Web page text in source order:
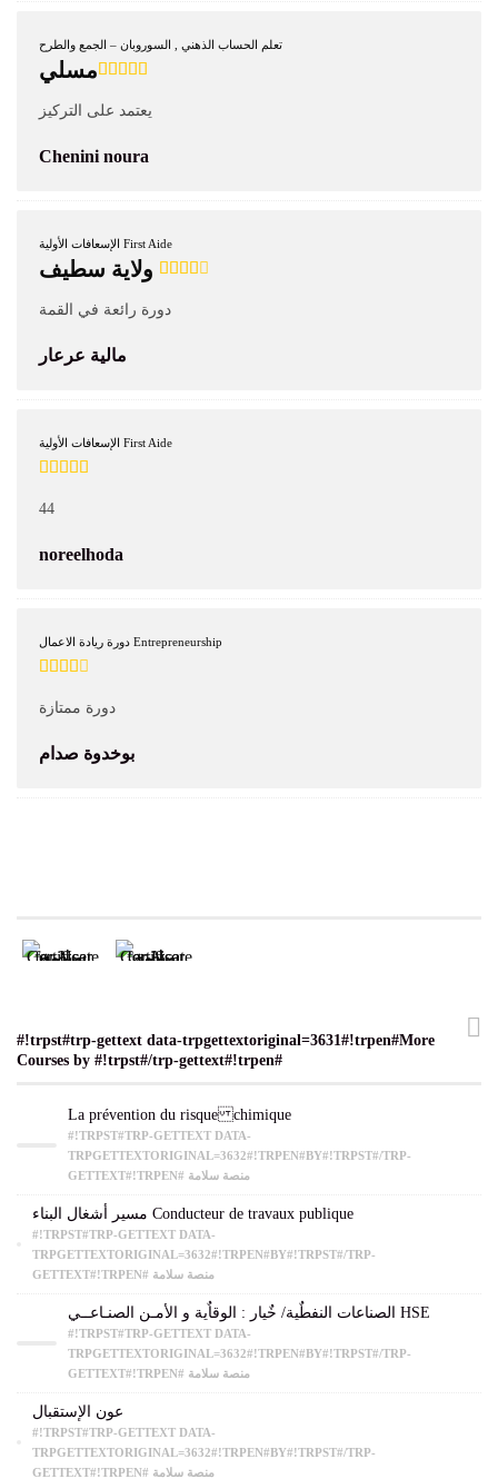
تعلم الحساب الذهني , السوروبان – الجمع والطرح
مسلي
يعتمد على التركيز
Chenini noura
الإسعافات الأولية First Aide
دورة رائعة في القمة
مالية عرعار
الإسعافات الأولية First Aide
44
noreelhoda
دورة ريادة الاعمال Entrepreneurship
دورة ممتازة
بوخدوة صدام
#!trpst#trp-gettext data-trpgettextoriginal=3631#!trpen#More
Courses by #!trpst#/trp-gettext#!trpen#
La prévention du risque chimique
#!TRPST#TRP-GETTEXT DATA-
TRPGETTEXTORIGINAL=3632#!TRPEN#BY#!TRPST#/TRP-
GETTEXT#!TRPEN# منصة سلامة
مسير أشغال البناء Conducteur de travaux publique
#!TRPST#TRP-GETTEXT DATA-
TRPGETTEXTORIGINAL=3632#!TRPEN#BY#!TRPST#/TRP-
GETTEXT#!TRPEN# منصة سلامة
الصناعات النفطٌية/ خٌيار : الوقاٌية و الأمـن الصنـاعــي HSE
#!TRPST#TRP-GETTEXT DATA-
TRPGETTEXTORIGINAL=3632#!TRPEN#BY#!TRPST#/TRP-
GETTEXT#!TRPEN# منصة سلامة
عون الإستقبال
#!TRPST#TRP-GETTEXT DATA-
TRPGETTEXTORIGINAL=3632#!TRPEN#BY#!TRPST#/TRP-
GETTEXT#!TRPEN# منصة سلامة